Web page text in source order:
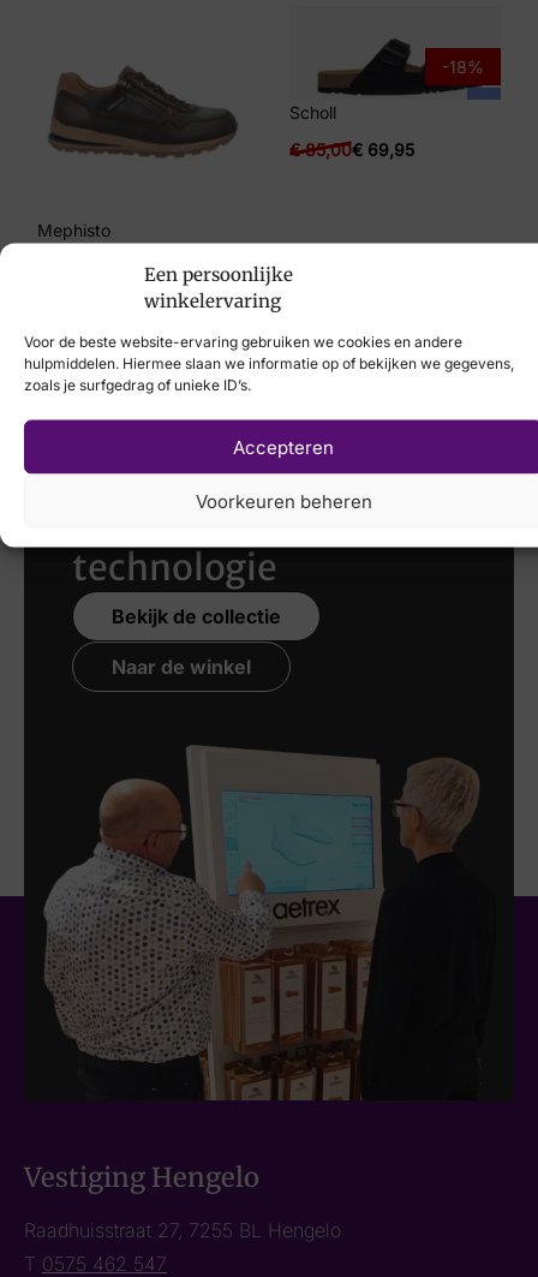
Een persoonlijke
winkelervaring
Voor de beste website-ervaring gebruiken we cookies en andere
hulpmiddelen. Hiermee slaan we informatie op of bekijken we gegevens,
zoals je surfgedrag of unieke ID’s.
Accepteren
Voorkeuren beheren
Stretch Walker
Artikelnummer
Breedtemaat
Mephisto
-18%
Scholl
€85,00€69,95
Laat uw voeten
scannenmet de
nieuwste 3D
technologie
Bekijk de collectie
Naar de winkel
Vestiging Hengelo
Raadhuisstraat 27, 7255 BL Hengelo
T 0575 462 547